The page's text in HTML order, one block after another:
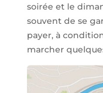
soirée et le
souvent de se
payer, à
marcher